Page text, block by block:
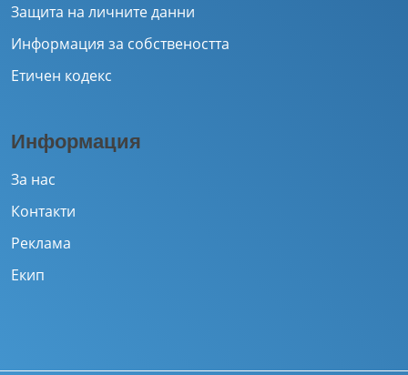
Защита на личните данни
Информация за собствеността
Етичен кодекс
Информация
За нас
Контакти
Реклама
Екип